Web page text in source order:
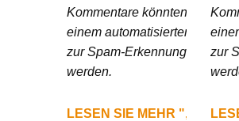
Kommentare könnten von
einem automatisierten Dienst
zur Spam-Erkennung
werden.
LESEN SIE MEHR
zur